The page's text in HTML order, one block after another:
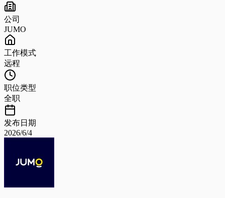
公司
JUMO
工作模式
远程
职位类型
全职
发布日期
2026/6/4